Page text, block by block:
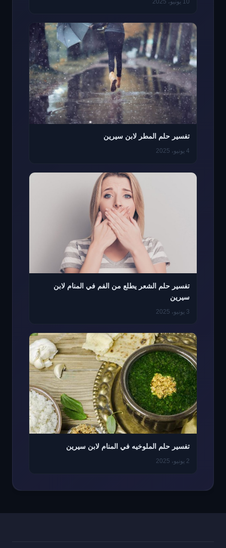
10 يونيو، 2025
تفسير حلم المطر لابن سيرين
4 يونيو، 2025
تفسير حلم الشعر يطلع من الفم في المنام لابن
سيرين
3 يونيو، 2025
تفسير حلم الملوخيه في المنام لابن سيرين
2 يونيو، 2025